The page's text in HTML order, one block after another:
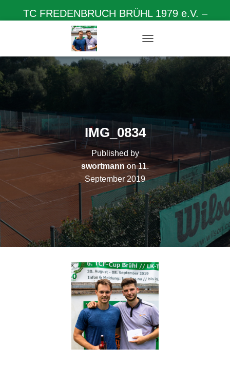
TC FREDENBRUCH BRÜHL 1979 e.V. –
Herzlich willkommen auf unserer Homepage
A
V
I
O
M
S
H
A
L
T
E
N
IMG_0834
Published by
swortmann on11.
September 2019